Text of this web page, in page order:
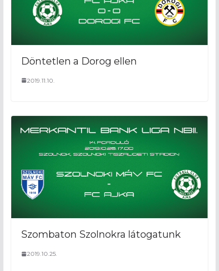
Döntetlen a Dorog ellen
2019.11.10.
Szombaton Szolnokra látogatunk
2019.10.25.